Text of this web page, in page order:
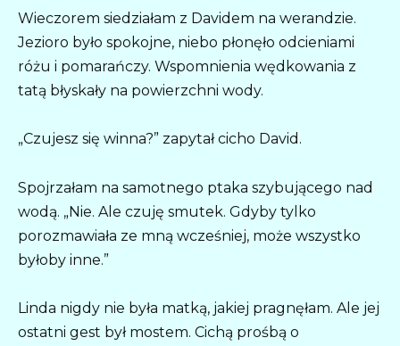
Wieczorem siedziałam z Davidem na werandzie.
Jezioro było spokojne, niebo płonęło odcieniami
różu i pomarańczy. Wspomnienia wędkowania z
tatą błyskały na powierzchni wody.
„Czujesz się winna?” zapytał cicho David.
Spojrzałam na samotnego ptaka szybującego nad
wodą. „Nie. Ale czuję smutek. Gdyby tylko
porozmawiała ze mną wcześniej, może wszystko
byłoby inne.”
Linda nigdy nie była matką, jakiej pragnęłam. Ale jej
ostatni gest był mostem. Cichą prośbą o